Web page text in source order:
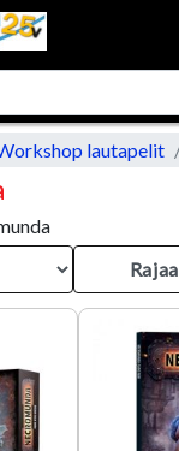
lautapelit
Rajaa